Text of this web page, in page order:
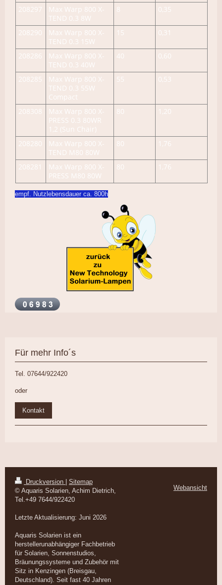
208297
Max Warp 800 X-
TEND 0.3 8W
8 0,35
208290
Max Warp 800 X-
TEND 0.3 15W
15 0,31
208286
Max Warp 800 X-
TEND 0.3 40W
40 0,60
208285
Max Warp 800 X-
TEND 0.3 55W
Compact
55 0,53
208308
Max Warp 800 X-
PRESS 0.3 80WR
1,2 (Sun Chair)
80 1,20
208280
Max Warp 800 X-
TEND M80 80W
80 1,76
208281
Max Warp 800 X-
PRESS M80 80W
80 1,76
empf. Nutzlebensdauer ca. 800h
Für mehr Info´s
Tel. 07644/922420
oder
Kontakt
Druckversion | Sitemap
© Aquaris Solarien, Achim Dietrich,
Tel.+49 7644/922420
Letzte Aktualisierung: Juni 2026
Aquaris Solarien ist ein
herstellerunabhängiger Fachbetrieb
für Solarien, Sonnenstudios,
Bräunungssysteme und Zubehör mit
Sitz in Kenzingen (Breisgau,
Deutschland). Seit fast 40 Jahren
Webansicht